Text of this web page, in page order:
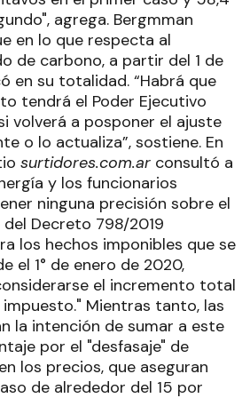
agrega. Bergmman
en lo que respecta al
de carbono, a partir del 1 de
en su totalidad. “Habrá que
tendrá el Poder Ejecutivo
volverá a posponer el ajuste
o lo actualiza”, sostiene. En
surtidores.com.ar consultó a
y los funcionarios
ninguna precisión sobre el
Decreto 798/2019
los hechos imponibles que se
el 1° de enero de 2020,
el incremento total
Mientras tanto, las
la intención de sumar a este
por el "desfasaje" de
los precios, que aseguran
de alrededor del 15 por